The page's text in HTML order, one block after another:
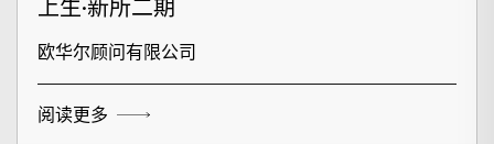
上生·新所二期
欧华尔顾问有限公司
阅读更多